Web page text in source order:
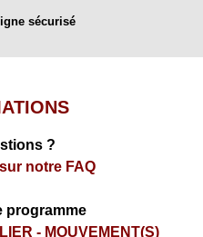
sécurisé
?
notre FAQ
programme
- MOUVEMENT(S)